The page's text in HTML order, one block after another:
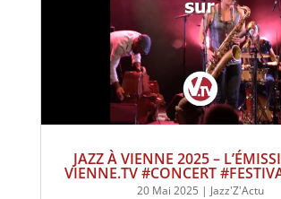
JAZZ À VIENNE 2025 –
VIENNE.TV #CONCERT
20 Mai 2025 | Jazz'Z'Actu